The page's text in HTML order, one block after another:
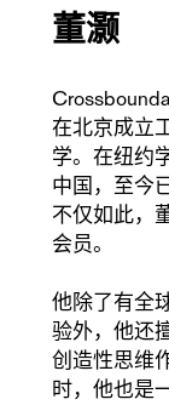
董灏
在北京成立
学。在纽约
中国，至今
不仅如此，
会员。
他除了有全
验外，他还
创造性思维
时，他也是